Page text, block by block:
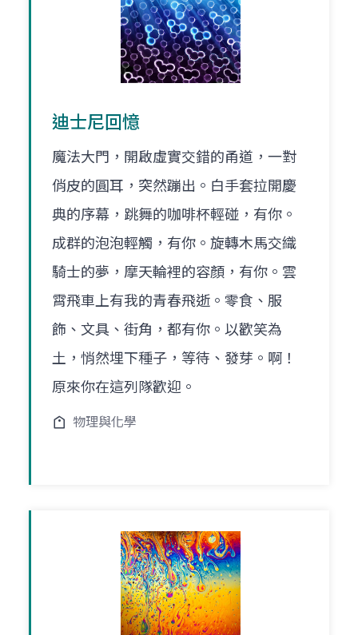
迪士尼回憶
魔法大門，開啟虛實交錯的甬道，一對
俏皮的圓耳，突然蹦出。白手套拉開慶
典的序幕，跳舞的咖啡杯輕碰，有你。
成群的泡泡輕觸，有你。旋轉木馬交織
騎士的夢，摩天輪裡的容顏，有你。雲
霄飛車上有我的青春飛逝。零食、服
飾、文具、街角，都有你。以歡笑為
土，悄然埋下種子，等待、發芽。啊！
原來你在這列隊歡迎。
物理與化學